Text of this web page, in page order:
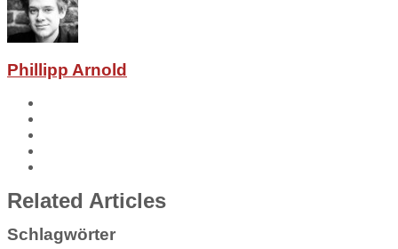
Phillipp Arnold
Related Articles
Schlagwörter